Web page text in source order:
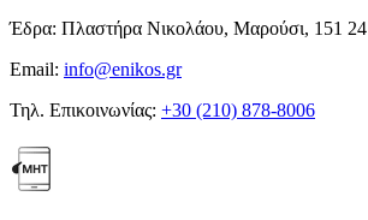
Έδρα: Πλαστήρα Νικολάου, Μαρούσι, 151 24
Email: info@enikos.gr
Τηλ. Επικοινωνίας: +30 (210) 878-8006